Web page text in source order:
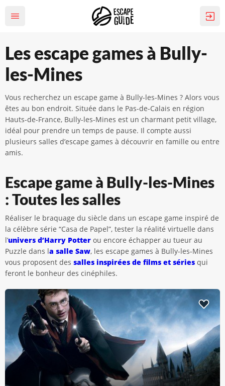
Les escape games à Bully-
les-Mines
Vous recherchez un escape game à Bully-les-Mines ? Alors vous
êtes au bon endroit. Située dans le Pas-de-Calais en région
Hauts-de-France, Bully-les-Mines est un charmant petit village,
idéal pour prendre un temps de pause. Il compte aussi
plusieurs salles d’escape games à découvrir en famille ou entre
amis.
Escape game à Bully-les-Mines
: Toutes les salles
Réaliser le braquage du siècle dans un escape game inspiré de
la célèbre série “Casa de Papel”, tester la réalité virtuelle dans
l’univers d’Harry Potter ou encore échapper au tueur au
Puzzle dans la salle Saw, les escape games à Bully-les-Mines
vous proposent des salles inspirées de films et séries qui
feront le bonheur des cinéphiles.